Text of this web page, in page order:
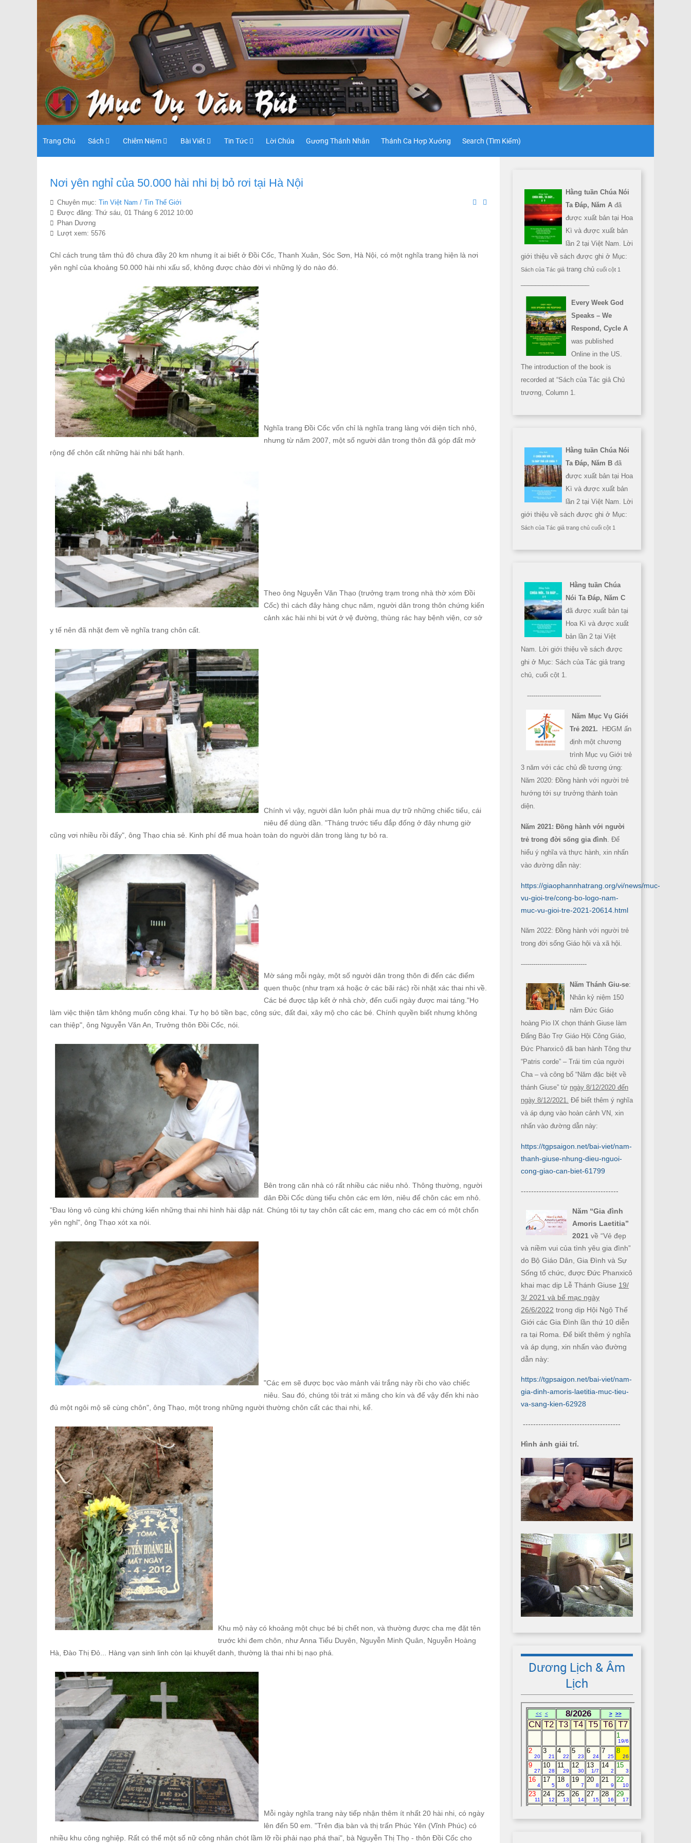
Trang Chủ Sách Chiêm Niệm Bài Viết Tin Tức Lời Chúa Gương Thánh Nhân Thánh Ca Hợp Xướng Search (Tìm Kiếm)
Nơi yên nghỉ của 50.000 hài nhi bị bỏ rơi tại Hà Nội
Chuyên mục: Tin Việt Nam / Tin Thế Giới
Được đăng: Thứ sáu, 01 Tháng 6 2012 10:00
Phan Dương
Lượt xem: 5576
Chỉ cách trung tâm thủ đô chưa đầy 20 km nhưng ít ai biết ở Đồi Cốc, Thanh Xuân, Sóc Sơn, Hà Nội, có một nghĩa trang hiện là nơi
yên nghỉ của khoảng 50.000 hài nhi xấu số, không được chào đời vì những lý do nào đó.
Nghĩa trang Đồi Cốc vốn chỉ là nghĩa trang làng với diện tích nhỏ,
nhưng từ năm 2007, một số người dân trong thôn đã góp đất mở
rộng để chôn cất những hài nhi bất hạnh.
Theo ông Nguyễn Văn Thạo (trưởng trạm trong nhà thờ xóm Đồi
Cốc) thì cách đây hàng chục năm, người dân trong thôn chứng kiến
cảnh xác hài nhi bị vứt ở vệ đường, thùng rác hay bệnh viện, cơ sở
y tế nên đã nhặt đem về nghĩa trang chôn cất.
Chính vì vậy, người dân luôn phải mua dự trữ những chiếc tiểu, cái
niêu để dùng dần. "Tháng trước tiểu đắp đống ở đây nhưng giờ
cũng vơi nhiều rồi đấy", ông Thạo chia sẻ. Kinh phí để mua hoàn toàn do người dân trong làng tự bỏ ra.
Mờ sáng mỗi ngày, một số người dân trong thôn đi đến các điểm
quen thuộc (như trạm xá hoặc ở các bãi rác) rồi nhặt xác thai nhi về.
Các bé được tập kết ở nhà chờ, đến cuối ngày được mai táng."Họ
làm việc thiện tâm không muốn công khai. Tự họ bỏ tiền bạc, công sức, đất đai, xây mộ cho các bé. Chính quyền biết nhưng không
can thiệp", ông Nguyễn Văn An, Trưởng thôn Đồi Cốc, nói.
Bên trong căn nhà có rất nhiều các niêu nhỏ. Thông thường, người
dân Đồi Cốc dùng tiểu chôn các em lớn, niêu để chôn các em nhỏ.
"Đau lòng vô cùng khi chứng kiến những thai nhi hình hài dập nát. Chúng tôi tự tay chôn cất các em, mang cho các em có một chốn
yên nghỉ", ông Thạo xót xa nói.
"Các em sẽ được bọc vào mảnh vải trắng này rồi cho vào chiếc
niêu. Sau đó, chúng tôi trát xi măng cho kín và để vậy đến khi nào
đủ một ngôi mộ sẽ cùng chôn", ông Thạo, một trong những người thường chôn cất các thai nhi, kể.
Khu mộ này có khoảng một chục bé bị chết non, và thường được cha mẹ đặt tên
trước khi đem chôn, như Anna Tiểu Duyên, Nguyễn Minh Quân, Nguyễn Hoàng
Hà, Đào Thị Đỏ... Hàng vạn sinh linh còn lại khuyết danh, thường là thai nhi bị nạo phá.
Mỗi ngày nghĩa trang này tiếp nhận thêm ít nhất 20 hài nhi, có ngày
lên đến 50 em. "Trên địa bàn và thị trấn Phúc Yên (Vĩnh Phúc) có
nhiều khu công nghiệp. Rất có thể một số nữ công nhân chót lầm lỡ rồi phải nạo phá thai", bà Nguyễn Thị Thọ - thôn Đồi Cốc cho
Hằng tuần Chúa Nói
Ta Đáp, Năm A đã
được xuất bản tại Hoa
Kì và được xuất bản
lần 2 tại Việt Nam. Lời
giới thiệu về sách được ghi ở Mục:
Sách của Tác giả trang chủ cuối cột 1
Every Week God
Speaks – We
Respond, Cycle A
was published
Online in the US.
The introduction of the book is
recorded at “Sách của Tác giả Chủ
trương, Column 1.
Hằng tuần Chúa Nói
Ta Đáp, Năm B đã
được xuất bản tại Hoa
Kì và được xuất bản
lần 2 tại Việt Nam. Lời
giới thiệu về sách được ghi ở Mục:
Sách của Tác giả trang chủ cuối cột 1
Hằng tuần Chúa
Nói Ta Đáp, Năm C
đã được xuất bản tại
Hoa Kì và được xuất
bản lần 2 tại Việt
Nam. Lời giới thiệu về sách được
ghi ở Mục: Sách của Tác giả trang
chủ, cuối cột 1.
------------------------------------
Năm Mục Vụ Giới
Trẻ 2021.
HĐGM ấn
định một chương
trình Mục vụ Giới trẻ
3 năm với các chủ đề tương ứng:
Năm 2020: Đồng hành với người trẻ
hướng tới sự trưởng thành toàn
diện.
Năm 2021: Đồng hành với người
trẻ trong đời sống gia đình. Để
hiểu ý nghĩa và thực hành, xin nhấn
vào đường dẫn này:
https://giaophannhatrang.org/vi/news/muc-
vu-gioi-tre/cong-bo-logo-nam-
muc-vu-gioi-tre-2021-20614.html
Năm 2022: Đồng hành với người trẻ
trong đời sống Giáo hội và xã hội.
--------------------------------
Năm Thánh Giu-se:
Nhân kỷ niệm 150
năm Đức Giáo
hoàng Pio IX chọn thánh Giuse làm
Đấng Bảo Trợ Giáo Hội Công Giáo,
Đức Phanxicô đã ban hành Tông thư
“Patris corde” – Trái tim của người
Cha – và công bố “Năm đặc biệt về
thánh Giuse” từ ngày 8/12/2020 đến
ngày 8/12/2021. Để biết thêm ý nghĩa
và áp dụng vào hoàn cảnh VN, xin
nhấn vào đường dẫn này:
https://tgpsaigon.net/bai-viet/nam-
thanh-giuse-nhung-dieu-nguoi-
cong-giao-can-biet-61799
--------------------------------------
Năm “Gia đình
Amoris Laetitia”
2021 về “Vẻ đẹp
và niềm vui của tình yêu gia đình”
do Bộ Giáo Dân, Gia Đình và Sự
Sống tổ chức, được Đức Phanxicô
khai mạc dịp Lễ Thánh Giuse 19/
3/ 2021 và bế mạc ngày
26/6/2022 trong dịp Hội Ngộ Thế
Giới các Gia Đình lần thứ 10 diễn
ra tại Roma. Để biết thêm ý nghĩa
và áp dụng, xin nhấn vào đường
dẫn này:
https://tgpsaigon.net/bai-viet/nam-
gia-dinh-amoris-laetitia-muc-tieu-
va-sang-kien-62928
--------------------------------------
Hình ảnh giải trí.
Dương Lịch & Âm
Lịch